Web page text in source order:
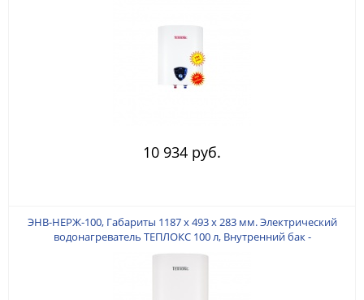
10 934 руб.
ЭНВ-НЕРЖ-100, Габариты 1187 х 493 х 283 мм. Электрический
водонагреватель ТЕПЛОКС 100 л, Внутренний бак -
НЕРЖАВЕЮЩАЯ СТАЛЬ. Мощность ТЭНа 2 кВт. (Медь).